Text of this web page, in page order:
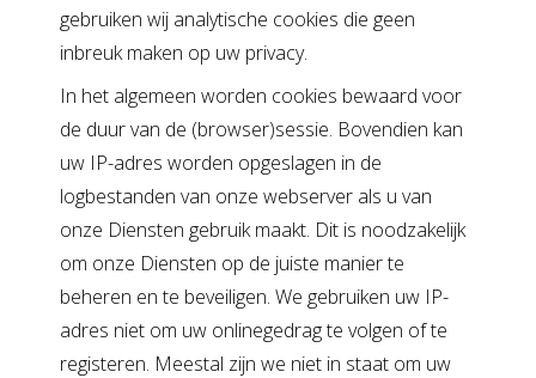
gebruiken wij analytische cookies die geen
inbreuk maken op uw privacy.
In het algemeen worden cookies bewaard voor
de duur van de (browser)sessie. Bovendien kan
uw IP-adres worden opgeslagen in de
logbestanden van onze webserver als u van
onze Diensten gebruik maakt. Dit is noodzakelijk
om onze Diensten op de juiste manier te
beheren en te beveiligen. We gebruiken uw IP-
adres niet om uw onlinegedrag te volgen of te
registeren. Meestal zijn we niet in staat om uw